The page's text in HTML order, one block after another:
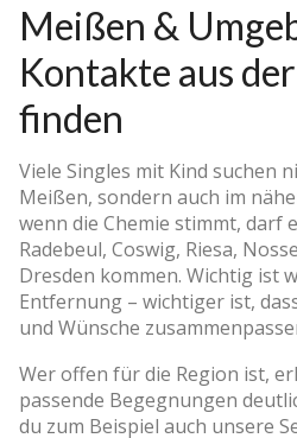
Meißen &
Kontakte aus
finden
Viele Singles mit Kind suchen
Meißen, sondern auch im
wenn die Chemie stimmt, darf
Radebeul, Coswig, Riesa,
Dresden kommen. Wichtig ist
Entfernung – wichtiger ist,
und Wünsche
Wer offen für die Region ist,
passende Begegnungen
du zum Beispiel auch unsere